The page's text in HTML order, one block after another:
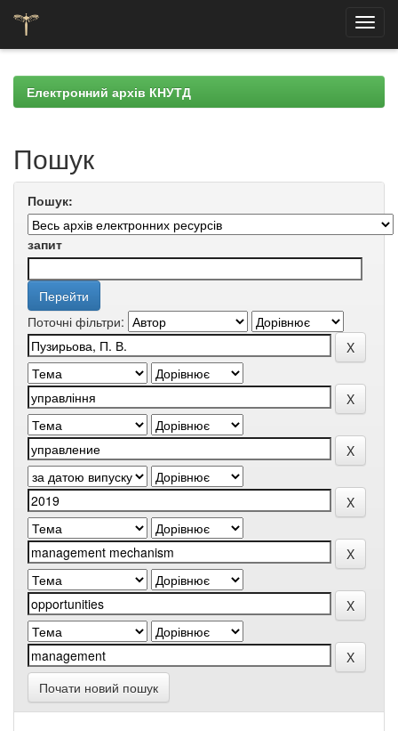
navigationЕлектронний архів КНУТД
Пошук
Пошук:
запит
Поточні фільтри:
Почати новий пошук